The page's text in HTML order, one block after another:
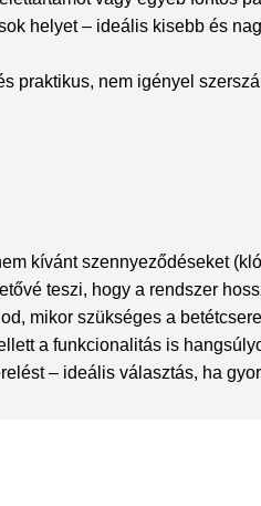
helyet – ideális kisebb és
praktikus, nem igényel
kívánt szennyeződéseket
teszi, hogy a rendszer
mikor szükséges a
a funkcionalitás is
– ideális választás, ha